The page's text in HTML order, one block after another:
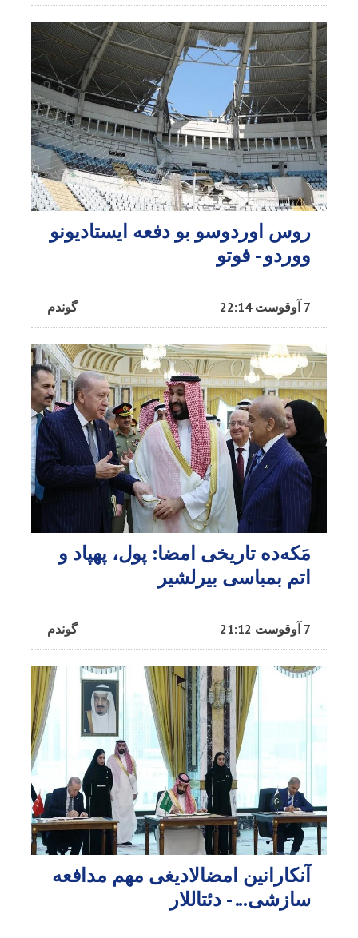
روس اوردوسو بو دفعه ایستادیونو
ووردو - فوتو
گوندم 7 آوقوست 22:14
مَکه‌ده تاریخی امضا: پول، پهپاد و
اتم بمباسی بیرلشیر
گوندم 7 آوقوست 21:12
آنکارانین امضالادیغی مهم مدافعه
سازشی... - دئتاللار